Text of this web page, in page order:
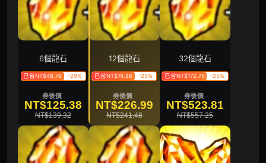
6個龍石
已省NT$48.76 -29%
券後價
NT$125.38
NT$139.32
12個龍石
已省NT$74.86 -25%
券後價
NT$226.99
NT$241.48
32個龍石
已省NT$172.75 -25%
券後價
NT$523.81
NT$557.25